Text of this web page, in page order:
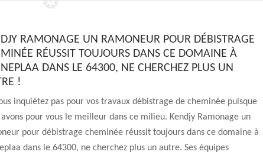
RAMONAGE UN RAMONEUR POUR DÉBISTRAGE
RÉUSSIT TOUJOURS DANS CE DOMAINE À
DANS LE 64300, NE CHERCHEZ PLUS UN
!
inquiétez pas pour vos travaux débistrage de cheminée puisque
avons pour vous le meilleur dans ce milieu. Kendjy Ramonage un
pour débistrage cheminée réussit toujours dans ce domaine à
dans le 64300, ne cherchez plus un autre. Ses équipes